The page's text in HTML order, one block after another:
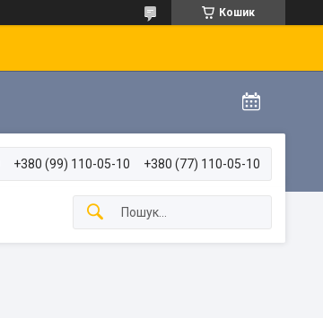
Кошик
+380 (99) 110-05-10 +380 (77) 110-05-10